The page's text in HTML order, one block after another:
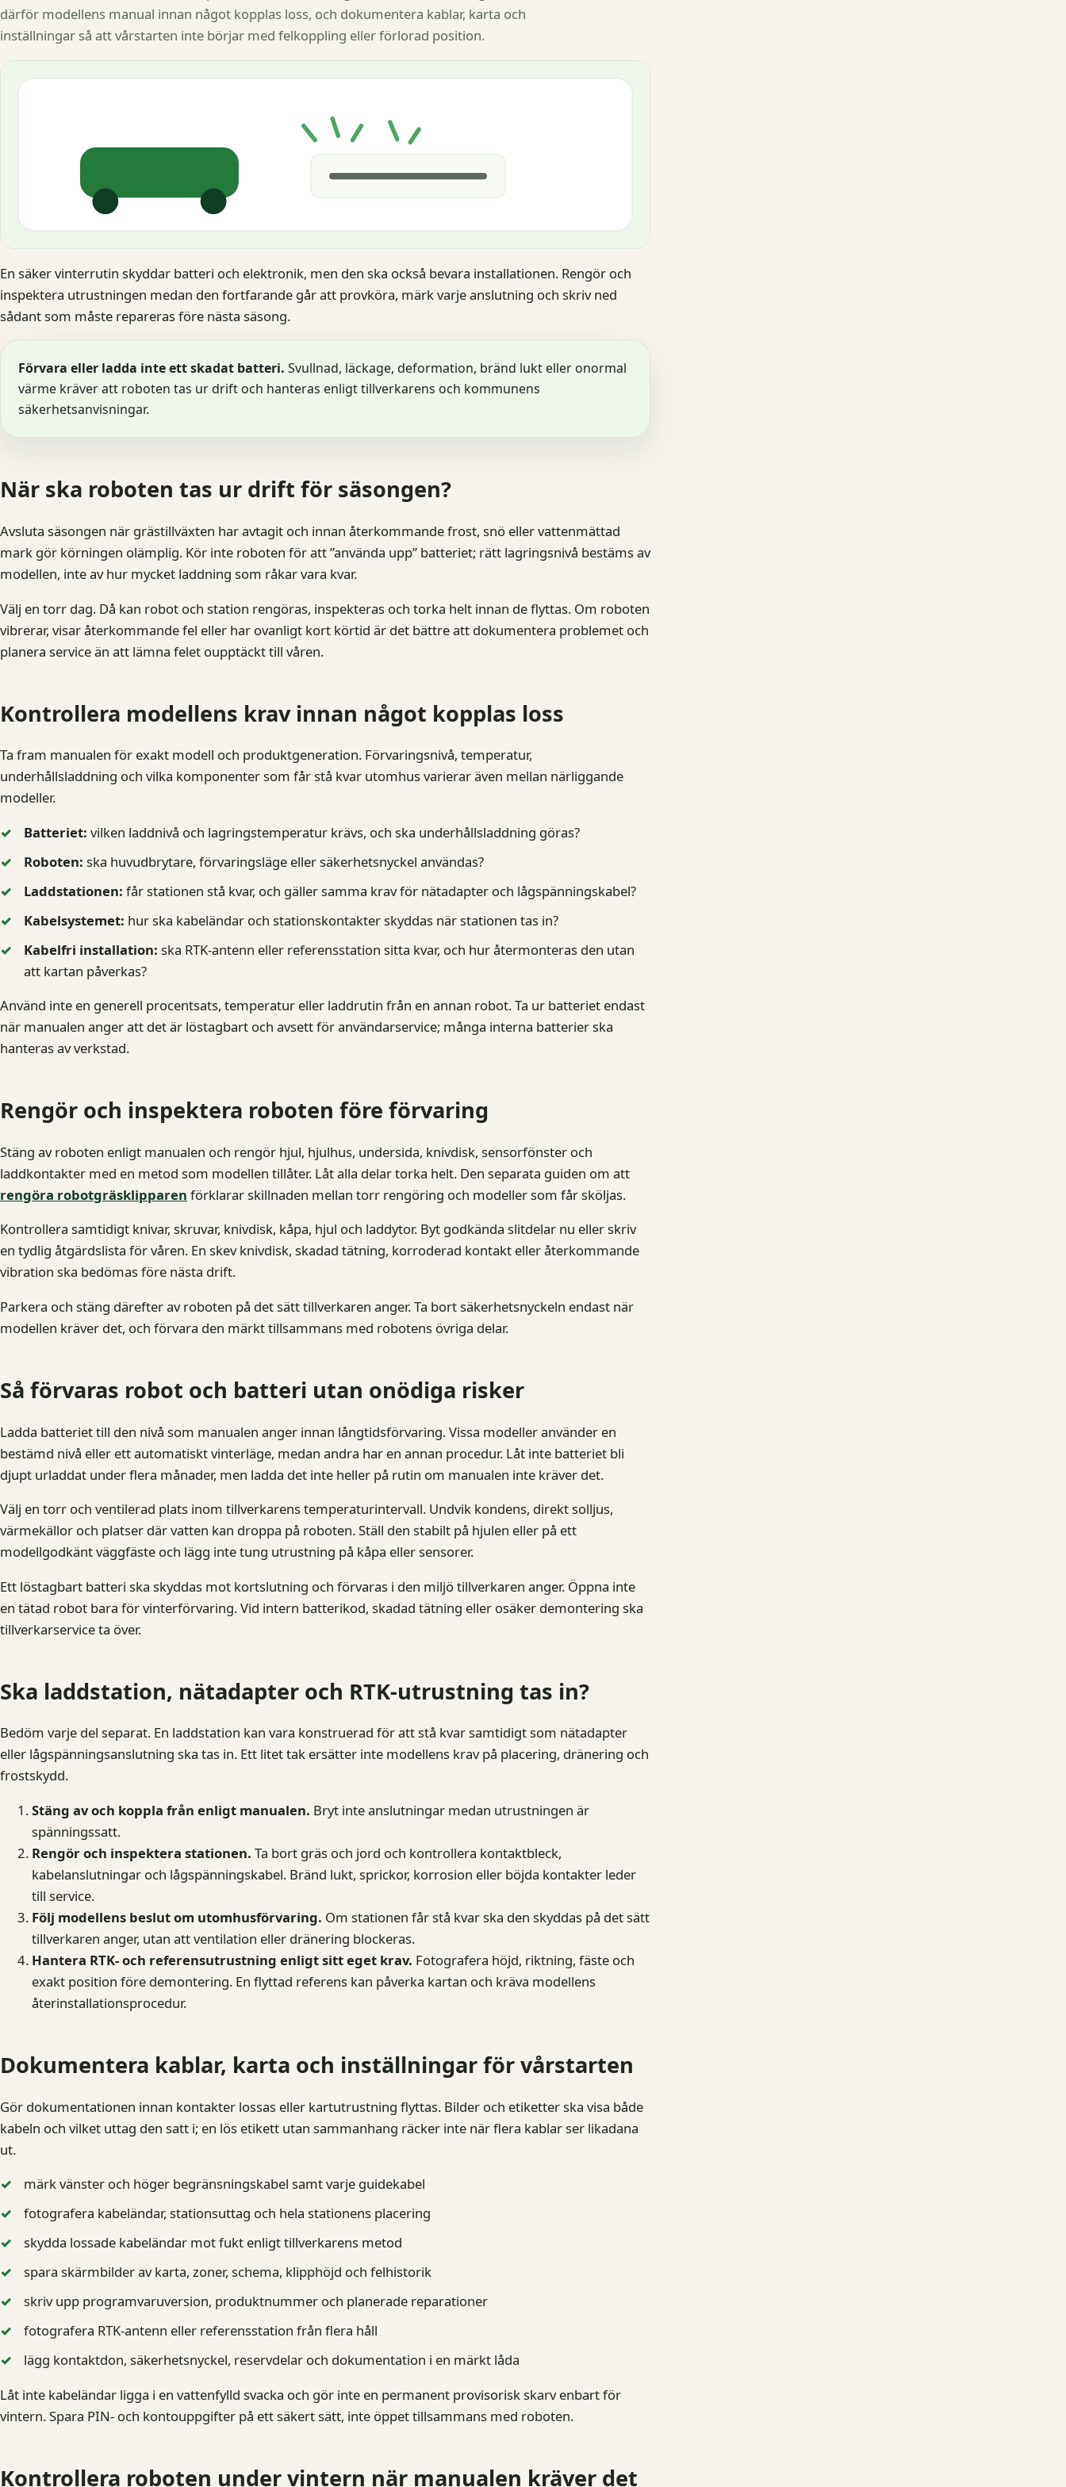
därför modellens manual innan något kopplas loss, och dokumentera kablar, karta och
inställningar så att vårstarten inte börjar med felkoppling eller förlorad position.
En säker vinterrutin skyddar batteri och elektronik, men den ska också bevara installationen. Rengör och
inspektera utrustningen medan den fortfarande går att provköra, märk varje anslutning och skriv ned
sådant som måste repareras före nästa säsong.
Förvara eller ladda inte ett skadat batteri. Svullnad, läckage, deformation, bränd lukt eller onormal
värme kräver att roboten tas ur drift och hanteras enligt tillverkarens och kommunens
säkerhetsanvisningar.
När ska roboten tas ur drift för säsongen?
Avsluta säsongen när grästillväxten har avtagit och innan återkommande frost, snö eller vattenmättad
mark gör körningen olämplig. Kör inte roboten för att ”använda upp” batteriet; rätt lagringsnivå bestäms av
modellen, inte av hur mycket laddning som råkar vara kvar.
Välj en torr dag. Då kan robot och station rengöras, inspekteras och torka helt innan de flyttas. Om roboten
vibrerar, visar återkommande fel eller har ovanligt kort körtid är det bättre att dokumentera problemet och
planera service än att lämna felet oupptäckt till våren.
Kontrollera modellens krav innan något kopplas loss
Ta fram manualen för exakt modell och produktgeneration. Förvaringsnivå, temperatur,
underhållsladdning och vilka komponenter som får stå kvar utomhus varierar även mellan närliggande
modeller.
Batteriet: vilken laddnivå och lagringstemperatur krävs, och ska underhållsladdning göras?
Roboten: ska huvudbrytare, förvaringsläge eller säkerhetsnyckel användas?
Laddstationen: får stationen stå kvar, och gäller samma krav för nätadapter och lågspänningskabel?
Kabelsystemet: hur ska kabeländar och stationskontakter skyddas när stationen tas in?
Kabelfri installation: ska RTK-antenn eller referensstation sitta kvar, och hur återmonteras den utan
att kartan påverkas?
Använd inte en generell procentsats, temperatur eller laddrutin från en annan robot. Ta ur batteriet endast
när manualen anger att det är löstagbart och avsett för användarservice; många interna batterier ska
hanteras av verkstad.
Rengör och inspektera roboten före förvaring
Stäng av roboten enligt manualen och rengör hjul, hjulhus, undersida, knivdisk, sensorfönster och
laddkontakter med en metod som modellen tillåter. Låt alla delar torka helt. Den separata guiden om att
rengöra robotgräsklipparen förklarar skillnaden mellan torr rengöring och modeller som får sköljas.
Kontrollera samtidigt knivar, skruvar, knivdisk, kåpa, hjul och laddytor. Byt godkända slitdelar nu eller skriv
en tydlig åtgärdslista för våren. En skev knivdisk, skadad tätning, korroderad kontakt eller återkommande
vibration ska bedömas före nästa drift.
Parkera och stäng därefter av roboten på det sätt tillverkaren anger. Ta bort säkerhetsnyckeln endast när
modellen kräver det, och förvara den märkt tillsammans med robotens övriga delar.
Så förvaras robot och batteri utan onödiga risker
Ladda batteriet till den nivå som manualen anger innan långtidsförvaring. Vissa modeller använder en
bestämd nivå eller ett automatiskt vinterläge, medan andra har en annan procedur. Låt inte batteriet bli
djupt urladdat under flera månader, men ladda det inte heller på rutin om manualen inte kräver det.
Välj en torr och ventilerad plats inom tillverkarens temperaturintervall. Undvik kondens, direkt solljus,
värmekällor och platser där vatten kan droppa på roboten. Ställ den stabilt på hjulen eller på ett
modellgodkänt väggfäste och lägg inte tung utrustning på kåpa eller sensorer.
Ett löstagbart batteri ska skyddas mot kortslutning och förvaras i den miljö tillverkaren anger. Öppna inte
en tätad robot bara för vinterförvaring. Vid intern batterikod, skadad tätning eller osäker demontering ska
tillverkarservice ta över.
Ska laddstation, nätadapter och RTK-utrustning tas in?
Bedöm varje del separat. En laddstation kan vara konstruerad för att stå kvar samtidigt som nätadapter
eller lågspänningsanslutning ska tas in. Ett litet tak ersätter inte modellens krav på placering, dränering och
frostskydd.
Stäng av och koppla från enligt manualen. Bryt inte anslutningar medan utrustningen är
spänningssatt.
Rengör och inspektera stationen. Ta bort gräs och jord och kontrollera kontaktbleck,
kabelanslutningar och lågspänningskabel. Bränd lukt, sprickor, korrosion eller böjda kontakter leder
till service.
Följ modellens beslut om utomhusförvaring. Om stationen får stå kvar ska den skyddas på det sätt
tillverkaren anger, utan att ventilation eller dränering blockeras.
Hantera RTK- och referensutrustning enligt sitt eget krav. Fotografera höjd, riktning, fäste och
exakt position före demontering. En flyttad referens kan påverka kartan och kräva modellens
återinstallationsprocedur.
Dokumentera kablar, karta och inställningar för vårstarten
Gör dokumentationen innan kontakter lossas eller kartutrustning flyttas. Bilder och etiketter ska visa både
kabeln och vilket uttag den satt i; en lös etikett utan sammanhang räcker inte när flera kablar ser likadana
ut.
märk vänster och höger begränsningskabel samt varje guidekabel
fotografera kabeländar, stationsuttag och hela stationens placering
skydda lossade kabeländar mot fukt enligt tillverkarens metod
spara skärmbilder av karta, zoner, schema, klipphöjd och felhistorik
skriv upp programvaruversion, produktnummer och planerade reparationer
fotografera RTK-antenn eller referensstation från flera håll
lägg kontaktdon, säkerhetsnyckel, reservdelar och dokumentation i en märkt låda
Låt inte kabeländar ligga i en vattenfylld svacka och gör inte en permanent provisorisk skarv enbart för
vintern. Spara PIN- och kontouppgifter på ett säkert sätt, inte öppet tillsammans med roboten.
Kontrollera roboten under vintern när manualen kräver det